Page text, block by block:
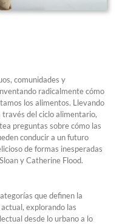
comunidades y
radicalmente cómo
los alimentos. Llevando
del ciclo alimentario,
preguntas sobre cómo las
conducir a un futuro
de formas inesperadas
y Catherine Flood.
que definen la
explorando las
desde lo urbano a lo